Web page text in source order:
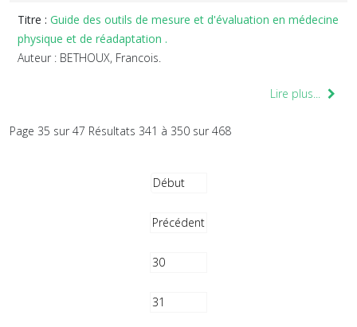
Titre : Guide des outils de mesure et d'évaluation en médecine
physique et de réadaptation .
Auteur : BETHOUX, Francois.
Lire plus...
Page 35 sur 47 Résultats 341 à 350 sur 468
Début
Précédent
30
31